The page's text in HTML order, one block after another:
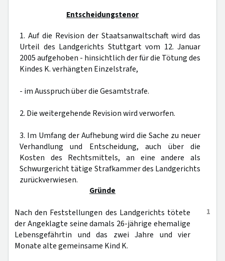
Entscheidungstenor
1. Auf die Revision der Staatsanwaltschaft wird das
Urteil des Landgerichts Stuttgart vom 12. Januar
2005 aufgehoben - hinsichtlich der für die Tötung des
Kindes K. verhängten Einzelstrafe,
- im Ausspruch über die Gesamtstrafe.
2. Die weitergehende Revision wird verworfen.
3. Im Umfang der Aufhebung wird die Sache zu neuer
Verhandlung und Entscheidung, auch über die
Kosten des Rechtsmittels, an eine andere als
Schwurgericht tätige Strafkammer des Landgerichts
zurückverwiesen.
Gründe
1
Nach den Feststellungen des Landgerichts tötete
der Angeklagte seine damals 26-jährige ehemalige
Lebensgefährtin und das zwei Jahre und vier
Monate alte gemeinsame Kind K.